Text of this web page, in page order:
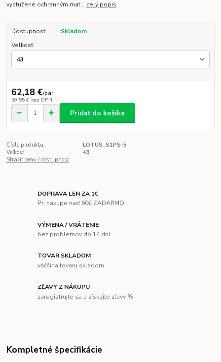
vystužené ochranným mat... celý popis
Dostupnosť
Skladom
Veľkosť
62,18 €/pár
50,55 € bez DPH
Pridať do košíka
Číslo produktu:
LOTUS_S1PS-5
Veľkosť:
43
Strážiť cenu / dostupnosť
DOPRAVA LEN ZA 1€
Pri nákupe nad 60€ ZADARMO
VÝMENA / VRÁTENIE
bez problémov do 14 dní
TOVAR SKLADOM
väčšina tovaru skladom
ZĽAVY Z NÁKUPU
zaregistrujte sa a získajte zľavy %
Kompletné špecifikácie